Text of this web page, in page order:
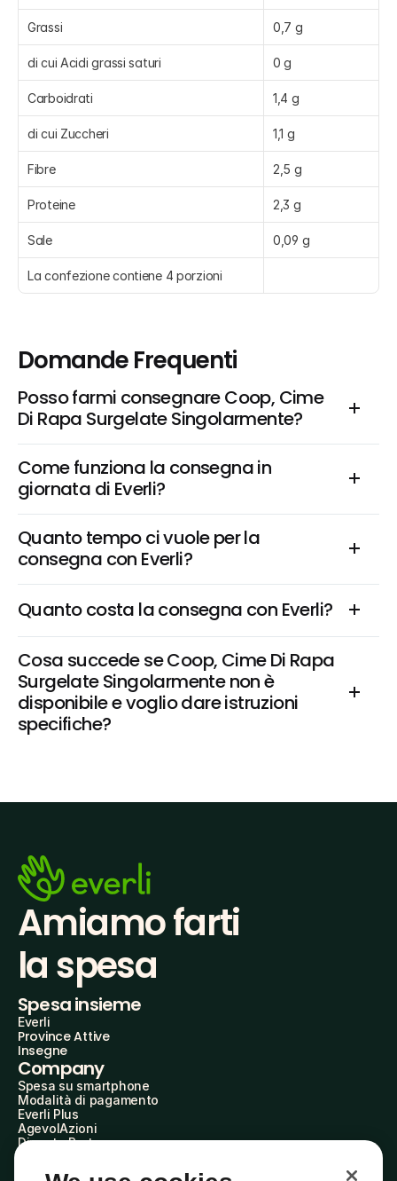
Grassi 0,7 g
di cui Acidi grassi saturi 0 g
Carboidrati 1,4 g
di cui Zuccheri 1,1 g
Fibre 2,5 g
Proteine 2,3 g
Sale 0,09 g
La confezione contiene 4 porzioni
Domande Frequenti
Posso farmi consegnare Coop, Cime
Di Rapa Surgelate Singolarmente?
Come funziona la consegna in
giornata di Everli?
Quanto tempo ci vuole per la
consegna con Everli?
Quanto costa la consegna con Everli?
Cosa succede se Coop, Cime Di Rapa
Surgelate Singolarmente non è
disponibile e voglio dare istruzioni
specifiche?
Amiamo farti
la spesa
Spesa insieme
Everli
Province Attive
Insegne
Company
Spesa su smartphone
Modalità di pagamento
Everli Plus
AgevolAzioni
Diventa Partner
Everli Shoppers